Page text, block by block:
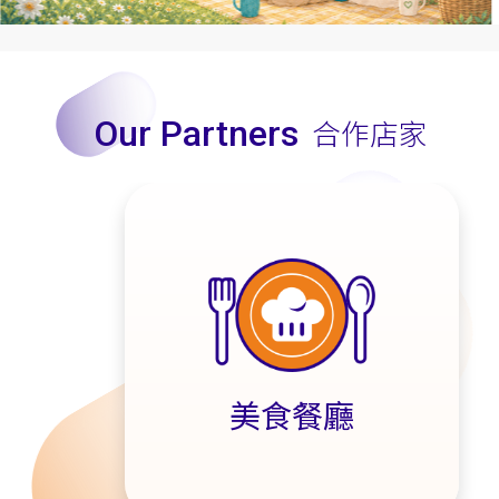
Our Partners 合作店家
美食餐廳